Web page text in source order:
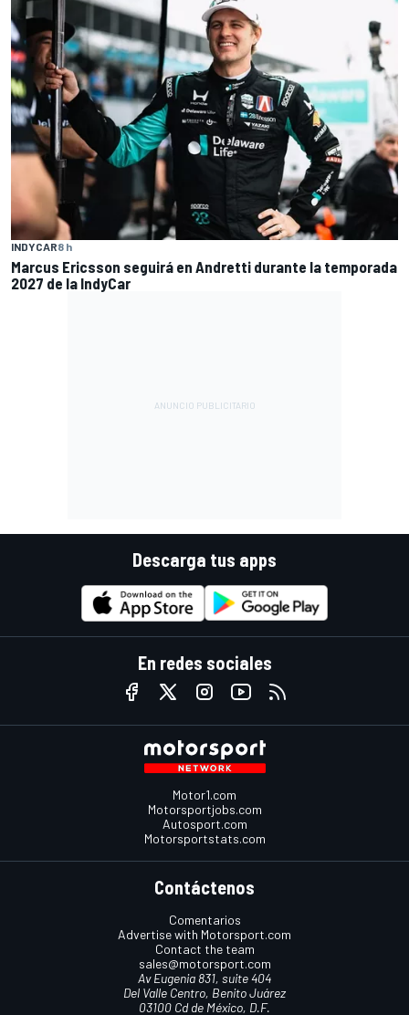
INDYCAR8 h
Marcus Ericsson seguirá en Andretti durante la temporada
2027 de la IndyCar
Descarga tus apps
En redes sociales
Motor1.com
Motorsportjobs.com
Autosport.com
Motorsportstats.com
Contáctenos
Comentarios
Advertise with Motorsport.com
Contact the team
sales@motorsport.com
Av Eugenia 831, suite 404
Del Valle Centro, Benito Juárez
03100 Cd de México, D.F.